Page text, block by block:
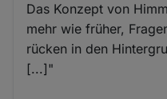
Das Konzept von
mehr wie früher,
rücken in den
[...]"